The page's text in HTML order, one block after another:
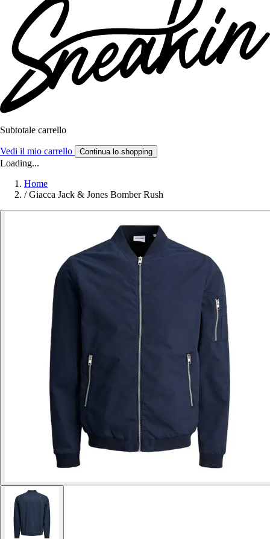
Subtotale carrello
Vedi il mio carrello Continua lo shopping
Loading...
Home
/ Giacca Jack & Jones Bomber Rush